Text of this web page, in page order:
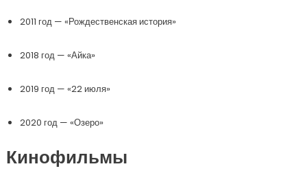
2011 год — «Рождественская история»
2018 год — «Айка»
2019 год — «22 июля»
2020 год — «Озеро»
Кинофильмы